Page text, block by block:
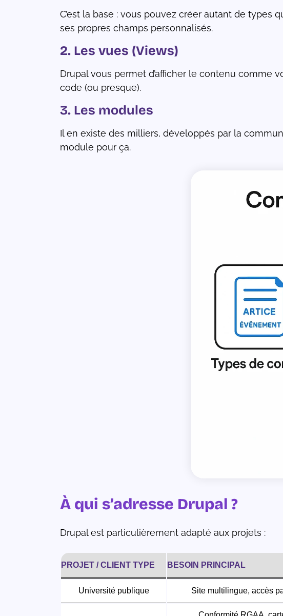
C’est la base : vous pouvez créer autant de types
ses propres champs personnalisés.
2. Les vues (Views)
Drupal vous permet d’afficher le contenu comme
code (ou presque).
3. Les modules
Il en existe des milliers, développés par la
module pour ça.
À qui s’adresse Drupal ?
Drupal est particulièrement adapté aux projets :
PROJET / CLIENT TYPE BESOIN PRINCIPAL
Université publique Site multilingue, accès